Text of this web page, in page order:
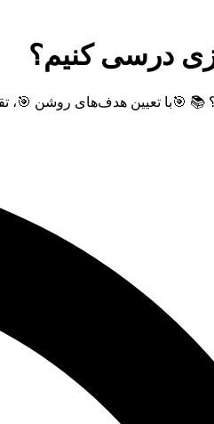
درسی کنیم؟
📚 🎯با تعیین هدف‌های روشن 🎯،